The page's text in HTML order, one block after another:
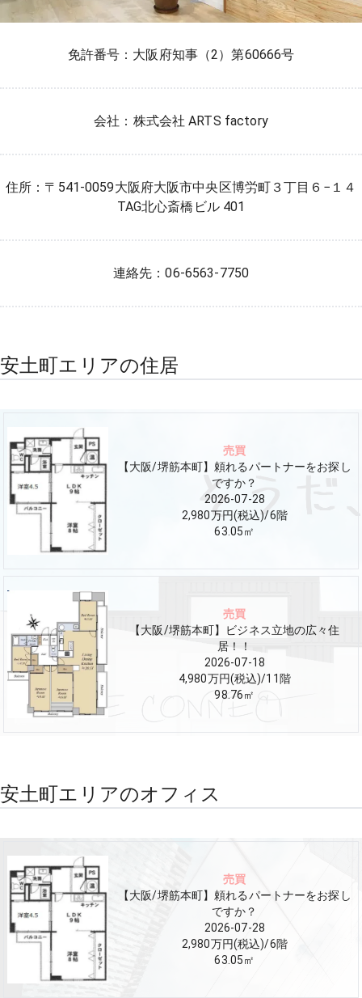
免許番号：大阪府知事（2）第60666号
会社：株式会社 ARTS factory
住所：〒541-0059大阪府大阪市中央区博労町３丁目６−１４
TAG北心斎橋ビル 401
連絡先：06-6563-7750
安土町エリアの住居
売買
【大阪/堺筋本町】頼れるパートナーをお探し
ですか？
2026-07-28
2,980万円(税込)/6階
63.05㎡
売買
【大阪/堺筋本町】ビジネス立地の広々住
居！！
2026-07-18
4,980万円(税込)/11 階
98.76㎡
安土町エリアのオフィス
売買
【大阪/堺筋本町】頼れるパートナーをお探し
ですか？
2026-07-28
2,980万円(税込)/6階
63.05㎡